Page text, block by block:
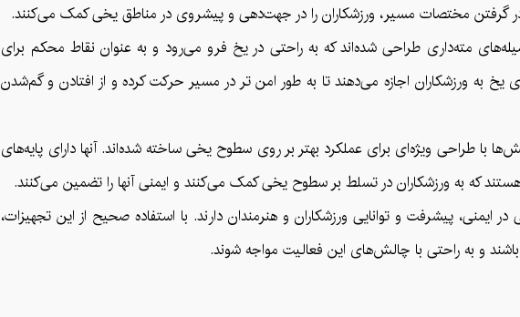
گرفتن مختصات مسیر، ورزشکاران را در جهت‌دهی و پیشروی در مناطق یخی کمک می‌کنند.
مته‌داری طراحی شده‌اند که به راحتی در یخ فرو می‌رود و به عنوان نقاط محکم برای
به ورزشکاران اجازه می‌دهند تا به طور امن تر در مسیر حرکت کرده و از افتادن و گم‌شدن
با طراحی ویژه‌ای برای عملکرد بهتر بر روی سطوح یخی ساخته شده‌اند. آنها دارای پایه‌های
که به ورزشکاران در تسلط بر سطوح یخی کمک می‌کنند و ایمنی آنها را تضمین می‌کنند.
پیشرفت و توانایی ورزشکاران و هنرمندان دارند. با استفاده صحیح از این تجهیزات،
و به راحتی با چالش‌های این فعالیت مواجه شوند.